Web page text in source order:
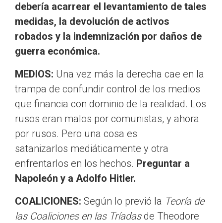
debería acarrear el levantamiento de tales
medidas, la devolución de activos
robados y la indemnización por daños de
guerra económica.
MEDIOS: Una vez más la derecha cae en la
trampa de confundir control de los medios
que financia con dominio de la realidad. Los
rusos eran malos por comunistas, y ahora
por rusos. Pero una cosa es
satanizarlos mediáticamente y otra
enfrentarlos en los hechos. Preguntar a
Napoleón y a Adolfo Hitler.
COALICIONES: Según lo previó la Teoría de
las Coaliciones en las Tríadasde Theodore